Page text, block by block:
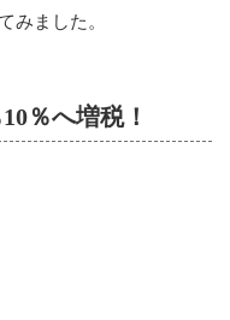
みました。
％へ増税！